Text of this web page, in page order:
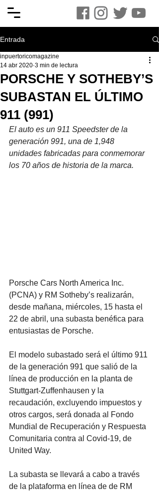
Entrada
PORSCHE Y SOTHEBY’S
SUBASTAN EL ÚLTIMO
911 (991)
inpuertoricomagazine
14 abr 2020 3 min de lectura
El auto es un 911 Speedster de la
generación 991, una de 1,948
unidades fabricadas para conmemorar
los 70 años de historia de la marca.
Porsche Cars North America Inc.
(PCNA) y RM Sotheby’s realizarán,
desde mañana, miércoles, 15 hasta el
22 de abril, una subasta benéfica para
entusiastas de Porsche.
El modelo subastado será el último 911
de la generación 991 que salió de la
línea de producción en la planta de
Stuttgart-Zuffenhausen y la
recaudación, excluyendo impuestos y
otros cargos, será donada al Fondo
Mundial de Recuperación y Respuesta
Comunitaria contra al Covid-19, de
United Way.
La subasta se llevará a cabo a través
de la plataforma en línea de de RM